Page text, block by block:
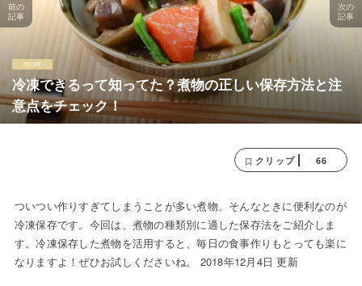
冷凍できるって知ってた？煮物の正しい保存方法と注
意点をチェック！
前の
記事
次の
記事
クリップ 66
ついつい作りすぎてしまうことが多い煮物。そんなときに便利なのが
冷凍保存です。今回は、煮物の種類別に適した保存法をご紹介しま
す。冷凍保存した煮物を活用すると、毎日の食事作りもとっても楽に
なりますよ！ぜひお試しくださいね。 2018年12月4日 更新